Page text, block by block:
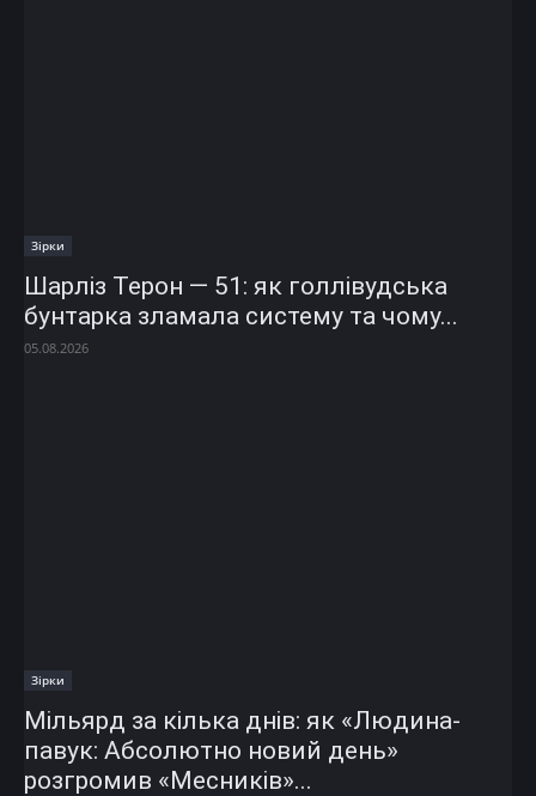
Зірки
Шарліз Терон — 51: як голлівудська
бунтарка зламала систему та чому...
05.08.2026
Зірки
Мільярд за кілька днів: як «Людина-
павук: Абсолютно новий день»
розгромив «Месників»...